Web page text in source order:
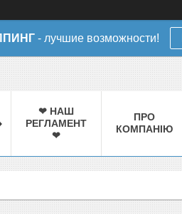
- лучшие возможности!
❤ НАШ
РЕГЛАМЕНТ
❤
ПРО
КОМПАНІЮ